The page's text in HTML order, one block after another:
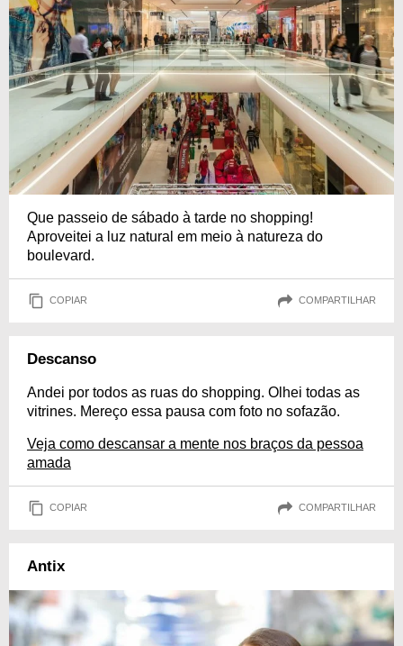
Que passeio de sábado à tarde no shopping!
Aproveitei a luz natural em meio à natureza do
boulevard.
COPIAR COMPARTILHAR
Descanso
Andei por todos as ruas do shopping. Olhei todas as
vitrines. Mereço essa pausa com foto no sofazão.
Veja como descansar a mente nos braços da pessoa
amada
COPIAR COMPARTILHAR
Antix